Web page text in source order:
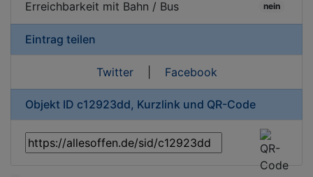
Erreichbarkeit mit Bahn / Bus nein
Eintrag teilen
Twitter| Facebook
Objekt ID c12923dd, Kurzlink und QR-Code